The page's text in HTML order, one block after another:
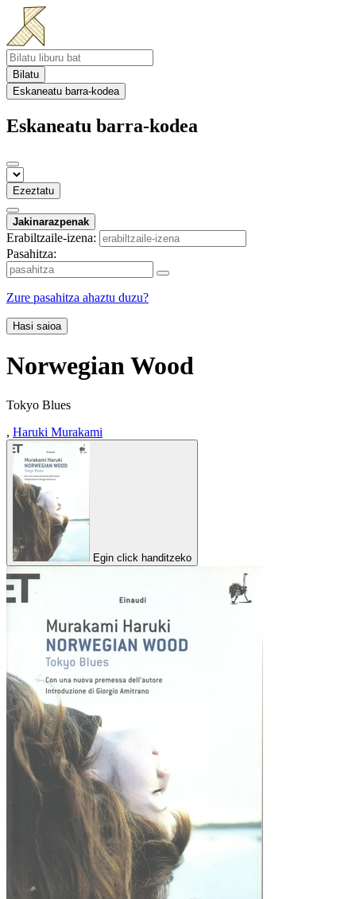
Bilatu
Eskaneatu barra-kodea
Eskaneatu barra-kodea
Ezeztatu
Jakinarazpenak
Erabiltzaile-izena:
Pasahitza:
Zure pasahitza ahaztu duzu?
Hasi saioa
Norwegian Wood
Tokyo Blues
, Haruki Murakami
Egin click handitzeko